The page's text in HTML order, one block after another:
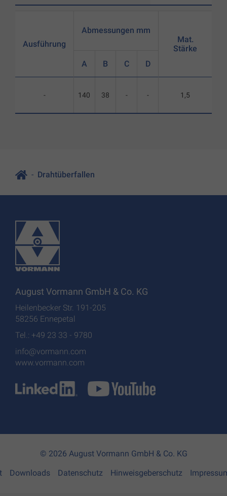
Ausführung
-
Abmessungen mm
A B C D
140 38 - -
Mat.
Stärke
1,5
Drahtüberfallen
August Vormann GmbH & Co. KG
Heilenbecker Str. 191-205
58256 Ennepetal
Tel.: +49 23 33 - 9780
info@vormann.com
www.vormann.com
© 2026 August Vormann GmbH & Co. KG
Downloads Datenschutz Hinweisgeberschutz